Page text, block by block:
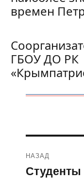
времен
ГБОУ ДО РК
по
НАЗАД
Предыдущая